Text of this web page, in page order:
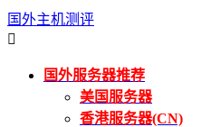
国外主机测评

国外服务器推荐
美国服务器
香港服务器(CN)